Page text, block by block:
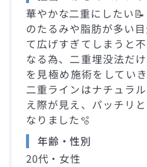
華やかな二重にしたい
のたるみや脂肪が多い
て広げすぎてしまうと
なる為、二重埋没法だ
を見極め施術をしてい
二重ラインはナチュラ
え際が見え、パッチリ
なりました🫧
年齢・性別
20代・女性